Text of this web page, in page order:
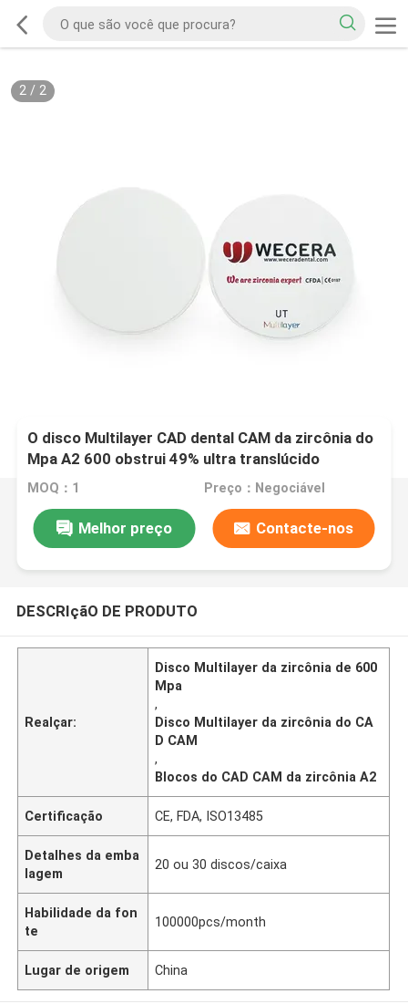
2/ 2
O disco Multilayer CAD dental CAM da zircônia do
Mpa A2 600 obstrui 49% ultra translúcido
MOQ：1 Preço：Negociável
Melhor preço Contacte-nos
DESCRIçãO DE PRODUTO
Realçar:
Disco Multilayer da zircônia de 600
Mpa
,
Disco Multilayer da zircônia do CA
D CAM
,
Blocos do CAD CAM da zircônia A2
Certificação CE, FDA, ISO13485
Detalhes da emba
lagem
20 ou 30 discos/caixa
Habilidade da fon
te
100000pcs/month
Lugar de origem China